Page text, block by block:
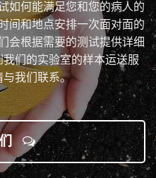
如何能满足您和您的病人的
间和地点安排一次面对面的
会根据需要的测试提供详细
们的实验室的样本运送服
我们联系。